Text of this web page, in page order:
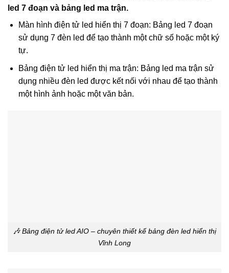
led 7 đoạn và bảng led ma trận.
Màn hình điện tử led hiển thị 7 đoạn: Bảng led 7 đoạn
sử dụng 7 đèn led để tạo thành một chữ số hoặc một ký
tự.
Bảng điện tử led hiển thị ma trận: Bảng led ma trận sử
dụng nhiều đèn led được kết nối với nhau để tạo thành
một hình ảnh hoặc một văn bản.
🎶 Bảng điện tử led AIO – chuyên thiết kế bảng đèn led hiển thị
Vĩnh Long